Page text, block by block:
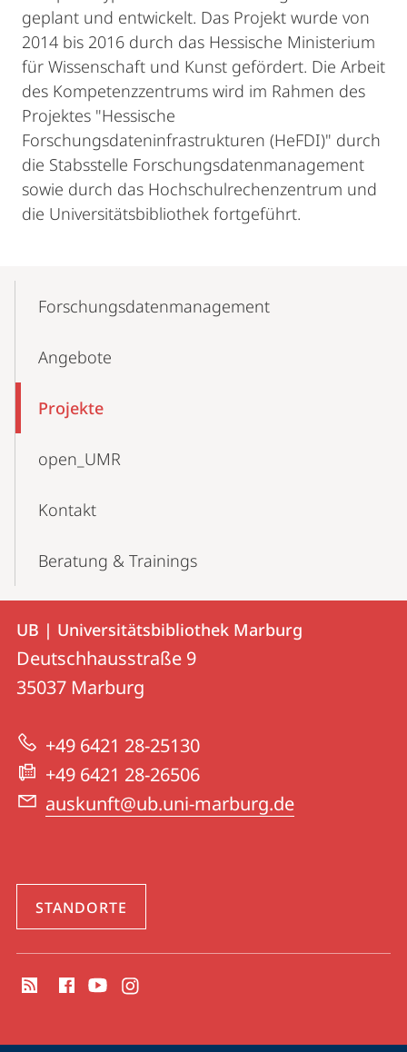
geplant und entwickelt. Das Projekt wurde von
2014 bis 2016 durch das Hessische Ministerium
für Wissenschaft und Kunst gefördert. Die Arbeit
des Kompetenzzentrums wird im Rahmen des
Projektes "Hessische
Forschungsdateninfrastrukturen (HeFDI)" durch
die Stabsstelle Forschungsdatenmanagement
sowie durch das Hochschulrechenzentrum und
die Universitätsbibliothek fortgeführt.
NavigationForschungs­datenmanagement
Angebote
Projekte
open_UMR
Kontakt
Beratung & Trainings
Kontakt
und
Informationen
zur
Website
Kontaktinformationen
UB
|
Universitätsbibliothek
Marburg
UB | Universitätsbibliothek Marburg
Deutschhausstraße 9
35037 Marburg
+49 6421 28-25130
+49 6421 28-26506
auskunft@ub.uni-marburg.de
STANDORTE
Media